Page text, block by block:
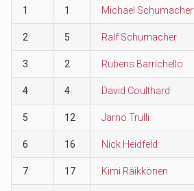
1 1 Michael Schumacher
2 5 Ralf Schumacher
3 2 Rubens Barrichello
4 4 David Coulthard
5 12 Jarno Trulli
6 16 Nick Heidfeld
7 17 Kimi Räikkönen